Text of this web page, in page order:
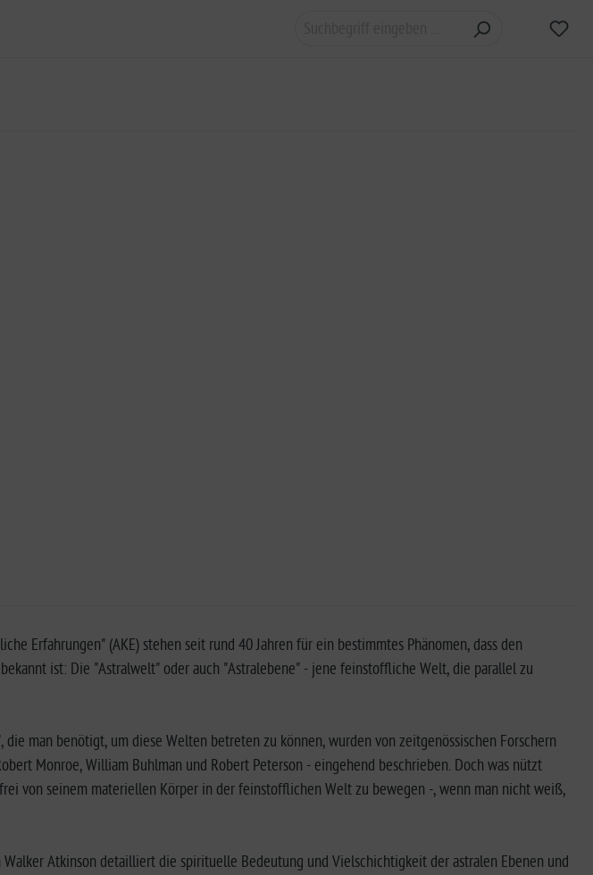
Erfahrungen" (AKE) stehen seit rund 40 Jahren für ein bestimmtes Phänomen, dass den
ist: Die "Astralwelt" oder auch "Astralebene" - jene feinstoffliche Welt, die parallel zu
man benötigt, um diese Welten betreten zu können, wurden von zeitgenössischen Forschern
Monroe, William Buhlman und Robert Peterson - eingehend beschrieben. Doch was nützt
von seinem materiellen Körper in der feinstofflichen Welt zu bewegen -, wenn man nicht weiß,
Atkinson detailliert die spirituelle Bedeutung und Vielschichtigkeit der astralen Ebenen und